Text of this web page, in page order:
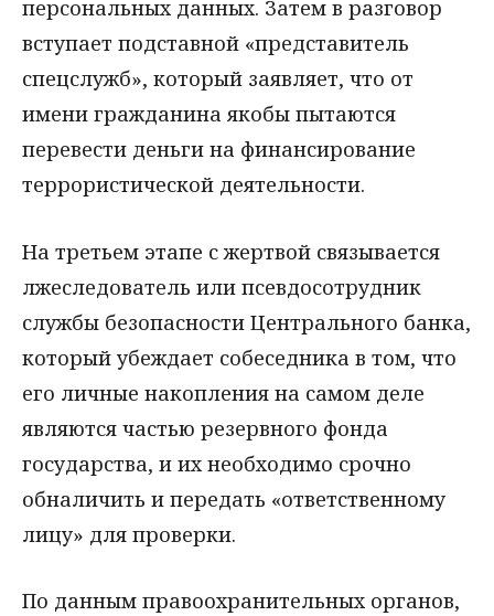
персональных данных. Затем в разговор
вступает подставной «представитель
спецслужб», который заявляет, что от
имени гражданина якобы пытаются
перевести деньги на финансирование
террористической деятельности.
На третьем этапе с жертвой связывается
лжеследователь или псевдосотрудник
службы безопасности Центрального банка,
который убеждает собеседника в том, что
его личные накопления на самом деле
являются частью резервного фонда
государства, и их необходимо срочно
обналичить и передать «ответственному
лицу» для проверки.
По данным правоохранительных органов,